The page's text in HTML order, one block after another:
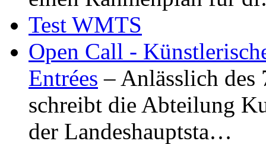
Test WMTS
Open Call -
Entrées – Anlässlich
schreibt die Abteilung
der Landeshauptsta…